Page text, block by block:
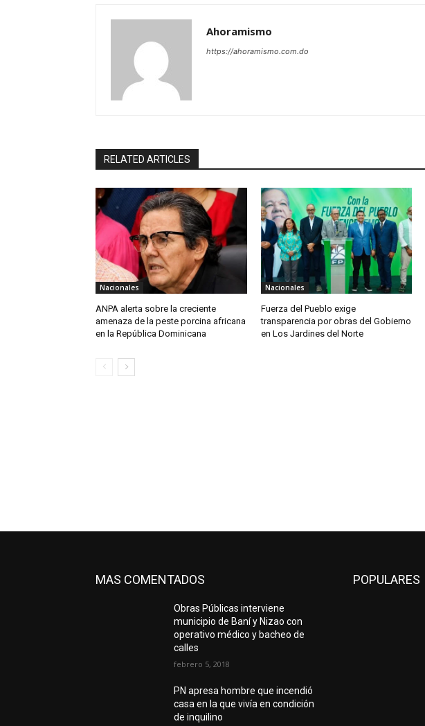
Ahoramismo
https://ahoramismo.com.do
RELATED ARTICLES
Nacionales
ANPA alerta sobre la creciente
amenaza de la peste porcina africana
en la República Dominicana
Nacionales
Fuerza del Pueblo exige
transparencia por obras del Gobierno
en Los Jardines del Norte
MAS COMENTADOS
Obras Públicas interviene
municipio de Baní y Nizao con
operativo médico y bacheo de
calles
febrero 5, 2018
PN apresa hombre que incendió
casa en la que vivía en condición
de inquilino
POPULARES